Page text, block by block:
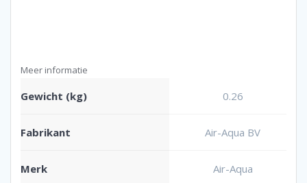
Meer informatie
Gewicht (kg) 0.26
Fabrikant Air-Aqua BV
Merk Air-Aqua